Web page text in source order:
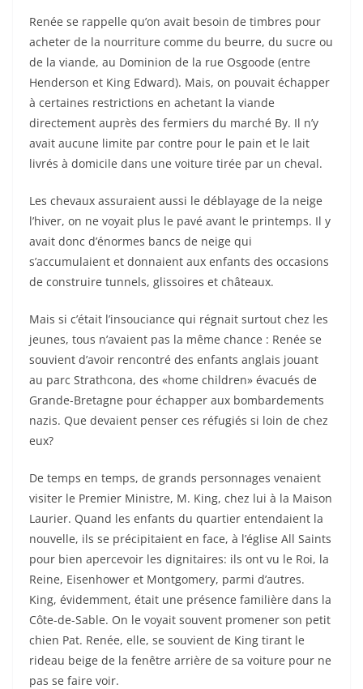
Renée se rappelle qu’on avait besoin de timbres pour
acheter de la nourriture comme du beurre, du sucre ou
de la viande, au Dominion de la rue Osgoode (entre
Henderson et King Edward). Mais, on pouvait échapper
à certaines restrictions en achetant la viande
directement auprès des fermiers du marché By. Il n’y
avait aucune limite par contre pour le pain et le lait
livrés à domicile dans une voiture tirée par un cheval.
Les chevaux assuraient aussi le déblayage de la neige
l’hiver, on ne voyait plus le pavé avant le printemps. Il y
avait donc d’énormes bancs de neige qui
s’accumulaient et donnaient aux enfants des occasions
de construire tunnels, glissoires et châteaux.
Mais si c’était l’insouciance qui régnait surtout chez les
jeunes, tous n’avaient pas la même chance : Renée se
souvient d’avoir rencontré des enfants anglais jouant
au parc Strathcona, des «home children» évacués de
Grande-Bretagne pour échapper aux bombardements
nazis. Que devaient penser ces réfugiés si loin de chez
eux?
De temps en temps, de grands personnages venaient
visiter le Premier Ministre, M. King, chez lui à la Maison
Laurier. Quand les enfants du quartier entendaient la
nouvelle, ils se précipitaient en face, à l’église All Saints
pour bien apercevoir les dignitaires: ils ont vu le Roi, la
Reine, Eisenhower et Montgomery, parmi d’autres.
King, évidemment, était une présence familière dans la
Côte-de-Sable. On le voyait souvent promener son petit
chien Pat. Renée, elle, se souvient de King tirant le
rideau beige de la fenêtre arrière de sa voiture pour ne
pas se faire voir.